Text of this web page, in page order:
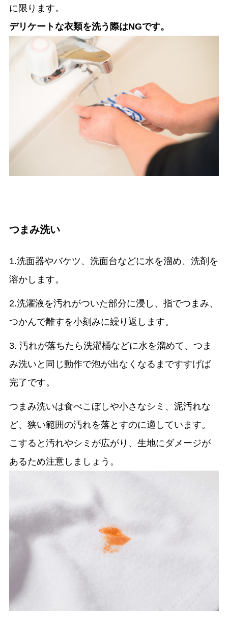
に限ります。
デリケートな衣類を洗う際はNGです。
つまみ洗い
1.洗面器やバケツ、洗面台などに水を溜め、洗剤を
溶かします。
2.洗濯液を汚れがついた部分に浸し、指でつまみ、
つかんで離すを小刻みに繰り返します。
3. 汚れが落ちたら洗濯桶などに水を溜めて、つま
み洗いと同じ動作で泡が出なくなるまですすげば
完了です。
つまみ洗いは食べこぼしや小さなシミ、泥汚れな
ど、狭い範囲の汚れを落とすのに適しています。
こすると汚れやシミが広がり、生地にダメージが
あるため注意しましょう。